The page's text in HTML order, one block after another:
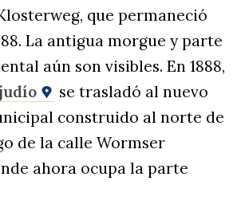
que permaneció
La antigua morgue y parte
aún son visibles. En 1888,
se trasladó al nuevo
construido al norte de
de la calle Wormser
ahora ocupa la parte